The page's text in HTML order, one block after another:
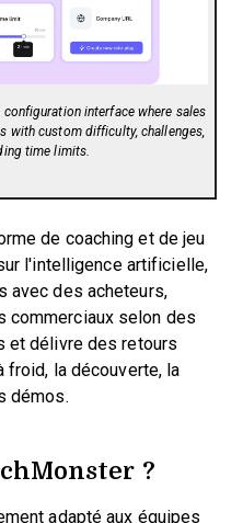
interface where sales
with custom difficulty, challenges,
time limits.
de coaching et de jeu
l'intelligence artificielle,
avec des acheteurs,
commerciaux selon des
et délivre des retours
la découverte, la
démos.
?
adapté aux équipes